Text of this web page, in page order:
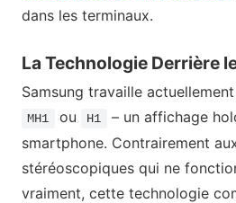
dans les terminaux.
La Technologie Derrière
Samsung travaille
MH1 ou H1
– un affichage
smartphone. Contrairement
stéréoscopiques qui ne
vraiment, cette technologie